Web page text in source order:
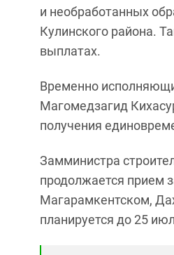
и необработанных
Кулинского района.
выплатах.
Временно
Магомедзагид
получения
Замминистра
продолжается прием
Магарамкентском,
планируется до 25